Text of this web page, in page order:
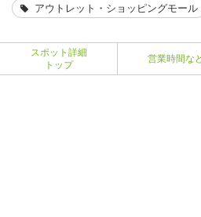
アウトレット・ショッピングモール
スポット詳細
トップ
営業時間な